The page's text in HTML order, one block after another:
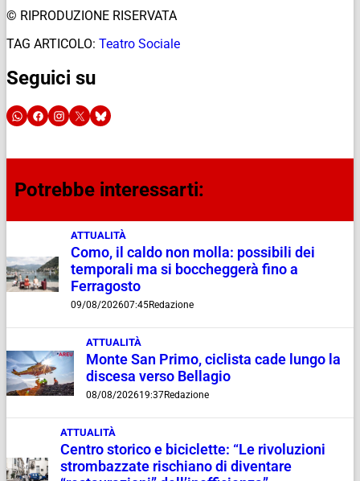
© RIPRODUZIONE RISERVATA
TAG ARTICOLO: Teatro Sociale
Seguici su
Potrebbe interessarti:
ATTUALITÀ
Como, il caldo non molla: possibili dei
temporali ma si boccheggerà fino a
Ferragosto
09/08/202607:45Redazione
ATTUALITÀ
Monte San Primo, ciclista cade lungo la
discesa verso Bellagio
08/08/202619:37Redazione
ATTUALITÀ
Centro storico e biciclette: “Le rivoluzioni
strombazzate rischiano di diventare